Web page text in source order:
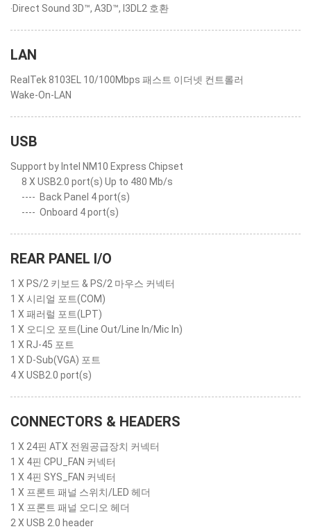
‧Direct Sound 3D™, A3D™, I3DL2 호환
LAN
RealTek 8103EL 10/100Mbps 패스트 이더넷 컨트롤러
Wake-On-LAN
USB
Support by Intel NM10 Express Chipset
8 X USB2.0 port(s) Up to 480 Mb/s
---- Back Panel 4 port(s)
---- Onboard 4 port(s)
REAR PANEL I/O
1 X PS/2 키보드 & PS/2 마우스 커넥터
1 X 시리얼 포트(COM)
1 X 패러럴 포트(LPT)
1 X 오디오 포트(Line Out/Line In/Mic In)
1 X RJ-45 포트
1 X D-Sub(VGA) 포트
4 X USB2.0 port(s)
CONNECTORS & HEADERS
1 X 24핀 ATX 전원공급장치 커넥터
1 X 4핀 CPU_FAN 커넥터
1 X 4핀 SYS_FAN 커넥터
1 X 프론트 패널 스위치/LED 헤더
1 X 프론트 패널 오디오 헤더
2 X USB 2.0 header